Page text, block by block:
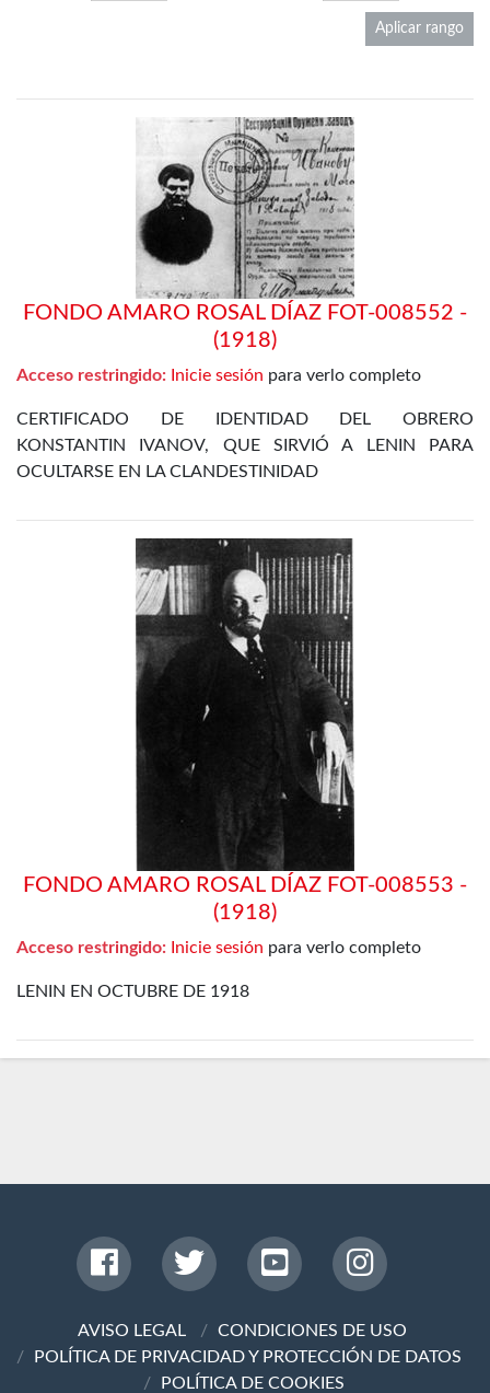
Aplicar rango
FONDO AMARO ROSAL DÍAZ FOT-008552 -
(1918)
Acceso restringido: Inicie sesión para verlo completo
CERTIFICADO DE IDENTIDAD DEL OBRERO
KONSTANTIN IVANOV, QUE SIRVIÓ A LENIN PARA
OCULTARSE EN LA CLANDESTINIDAD
FONDO AMARO ROSAL DÍAZ FOT-008553 -
(1918)
Acceso restringido: Inicie sesión para verlo completo
LENIN EN OCTUBRE DE 1918
AVISO LEGAL
CONDICIONES DE USO
POLÍTICA DE PRIVACIDAD Y PROTECCIÓN DE DATOS
POLÍTICA DE COOKIES